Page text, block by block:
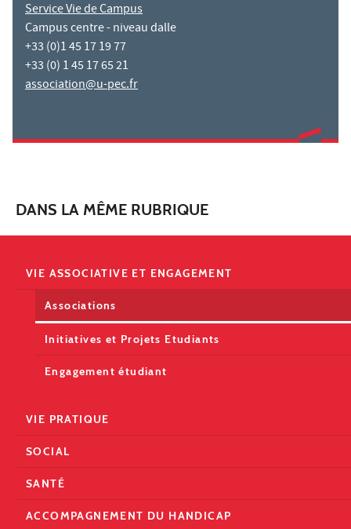
Service Vie de Campus
Campus centre - niveau dalle
+33 (0)1 45 17 19 77
+33 (0) 1 45 17 65 21
association@u-pec.fr
DANS LA MÊME RUBRIQUE
VIE ASSOCIATIVE ET ENGAGEMENT
Associations
Initiatives et Projets Etudiants
Engagement étudiant
VIE PRATIQUE
SOCIAL
SANTÉ
ACCOMPAGNEMENT DU HANDICAP